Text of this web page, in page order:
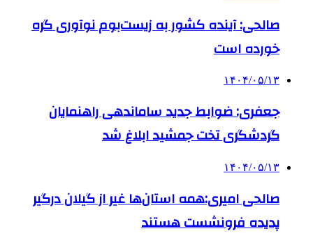
صالحی: آینده کشور به زیست‌بوم نوآوری گره
خورده است
۱۴۰۴/۰۵/۱۳
جعفری: ضوابط جدید ساماندهی راهنمایان
گردشگری تخت جمشید ابلاغ شد
۱۴۰۴/۰۵/۱۳
صالحی امیری:همه استان‌ها غیر از گیلان درگیر
پدیده فرونشست هستند